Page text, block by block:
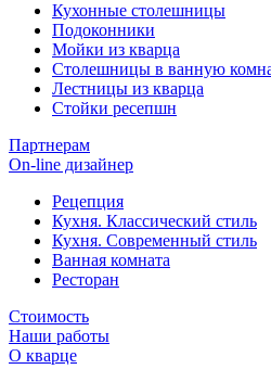
Кухонные столешницы
Подоконники
Мойки из кварца
Столешницы в ванную
Лестницы из кварца
Стойки ресепшн
Партнерам
On-line дизайнер
Рецепция
Кухня. Классический стиль
Кухня. Современный стиль
Ванная комната
Ресторан
Стоимость
Наши работы
О кварце